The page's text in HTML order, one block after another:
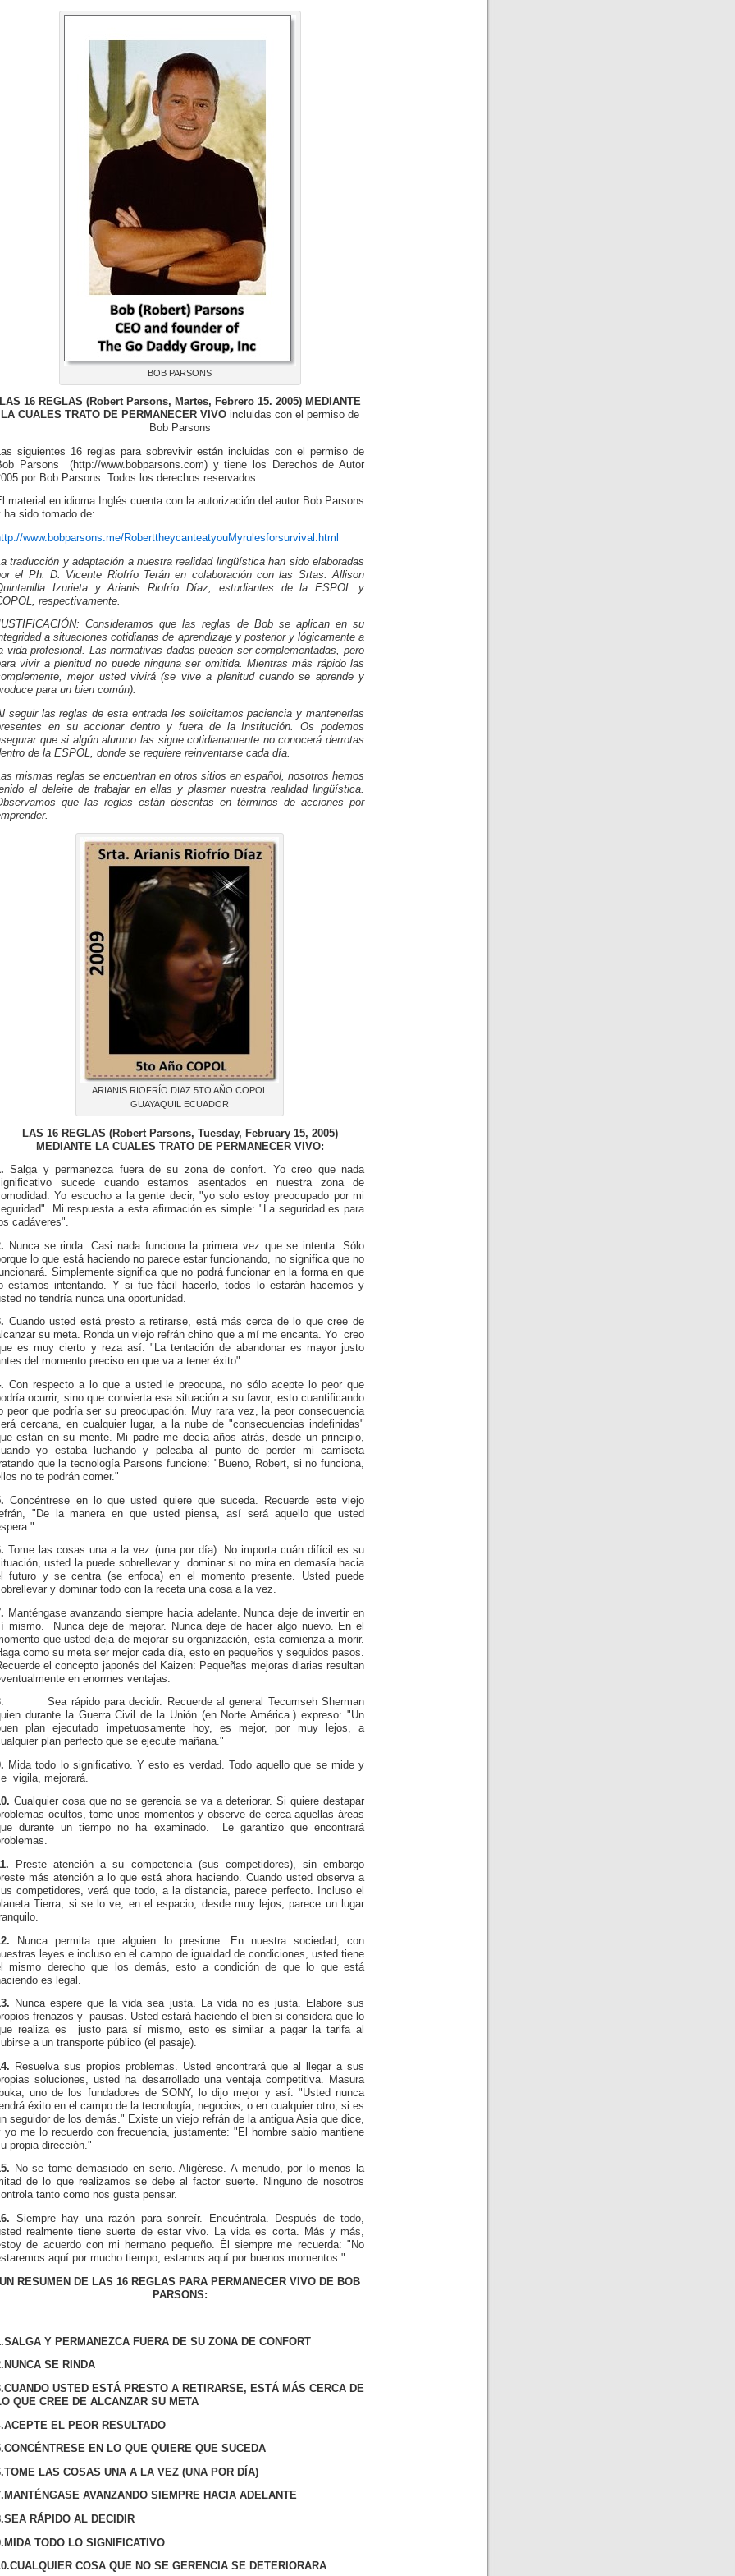
BOB PARSONS
16 REGLAS (Robert Parsons, Martes, Febrero 15. 2005) MEDIANTE
LA CUALES TRATO DE PERMANECER VIVO incluidas con el permiso de
Bob Parsons
siguientes 16 reglas para sobrevivir están incluidas con el permiso de
Parsons (http://www.bobparsons.com) y tiene los Derechos de Autor
por Bob Parsons. Todos los derechos reservados.
material en idioma Inglés cuenta con la autorización del autor Bob Parsons
ha sido tomado de:
www.bobparsons.me/RoberttheycanteatyouMyrulesforsurvival.html
traducción y adaptación a nuestra realidad lingüística han sido elaboradas
el Ph. D. Vicente Riofrío Terán en colaboración con las Srtas. Allison
Izurieta y Arianis Riofrío Díaz, estudiantes de la ESPOL y
respectivamente.
Consideramos que las reglas de Bob se aplican en su
a situaciones cotidianas de aprendizaje y posterior y lógicamente a
vida profesional. Las normativas dadas pueden ser complementadas, pero
vivir a plenitud no puede ninguna ser omitida. Mientras más rápido las
mejor usted vivirá (se vive a plenitud cuando se aprende y
para un bien común).
seguir las reglas de esta entrada les solicitamos paciencia y mantenerlas
en su accionar dentro y fuera de la Institución. Os podemos
que si algún alumno las sigue cotidianamente no conocerá derrotas
de la ESPOL, donde se requiere reinventarse cada día.
mismas reglas se encuentran en otros sitios en español, nosotros hemos
el deleite de trabajar en ellas y plasmar nuestra realidad lingüística.
que las reglas están descritas en términos de acciones por
ARIANIS RIOFRÍO DIAZ 5TO AÑO COPOL
GUAYAQUIL ECUADOR
LAS 16 REGLAS (Robert Parsons, Tuesday, February 15, 2005)
MEDIANTE LA CUALES TRATO DE PERMANECER VIVO:
Salga y permanezca fuera de su zona de confort. Yo creo que nada
sucede cuando estamos asentados en nuestra zona de
Yo escucho a la gente decir, "yo solo estoy preocupado por mi
Mi respuesta a esta afirmación es simple: "La seguridad es para
cadáveres".
Nunca se rinda. Casi nada funciona la primera vez que se intenta. Sólo
lo que está haciendo no parece estar funcionando, no significa que no
Simplemente significa que no podrá funcionar en la forma en que
estamos intentando. Y si fue fácil hacerlo, todos lo estarán hacemos y
no tendría nunca una oportunidad.
Cuando usted está presto a retirarse, está más cerca de lo que cree de
su meta. Ronda un viejo refrán chino que a mí me encanta. Yo creo
es muy cierto y reza así: "La tentación de abandonar es mayor justo
del momento preciso en que va a tener éxito".
Con respecto a lo que a usted le preocupa, no sólo acepte lo peor que
ocurrir, sino que convierta esa situación a su favor, esto cuantificando
peor que podría ser su preocupación. Muy rara vez, la peor consecuencia
cercana, en cualquier lugar, a la nube de "consecuencias indefinidas"
están en su mente. Mi padre me decía años atrás, desde un principio,
yo estaba luchando y peleaba al punto de perder mi camiseta
que la tecnología Parsons funcione: "Bueno, Robert, si no funciona,
no te podrán comer."
Concéntrese en lo que usted quiere que suceda. Recuerde este viejo
"De la manera en que usted piensa, así será aquello que usted
Tome las cosas una a la vez (una por día). No importa cuán difícil es su
usted la puede sobrellevar y dominar si no mira en demasía hacia
futuro y se centra (se enfoca) en el momento presente. Usted puede
y dominar todo con la receta una cosa a la vez.
Manténgase avanzando siempre hacia adelante. Nunca deje de invertir en
mismo. Nunca deje de mejorar. Nunca deje de hacer algo nuevo. En el
que usted deja de mejorar su organización, esta comienza a morir.
como su meta ser mejor cada día, esto en pequeños y seguidos pasos.
el concepto japonés del Kaizen: Pequeñas mejoras diarias resultan
en enormes ventajas.
Sea rápido para decidir. Recuerde al general Tecumseh Sherman
durante la Guerra Civil de la Unión (en Norte América.) expreso: "Un
plan ejecutado impetuosamente hoy, es mejor, por muy lejos, a
plan perfecto que se ejecute mañana."
Mida todo lo significativo. Y esto es verdad. Todo aquello que se mide y
vigila, mejorará.
Cualquier cosa que no se gerencia se va a deteriorar. Si quiere destapar
ocultos, tome unos momentos y observe de cerca aquellas áreas
durante un tiempo no ha examinado. Le garantizo que encontrará
Preste atención a su competencia (sus competidores), sin embargo
más atención a lo que está ahora haciendo. Cuando usted observa a
competidores, verá que todo, a la distancia, parece perfecto. Incluso el
Tierra, si se lo ve, en el espacio, desde muy lejos, parece un lugar
Nunca permita que alguien lo presione. En nuestra sociedad, con
leyes e incluso en el campo de igualdad de condiciones, usted tiene
mismo derecho que los demás, esto a condición de que lo que está
es legal.
Nunca espere que la vida sea justa. La vida no es justa. Elabore sus
frenazos y pausas. Usted estará haciendo el bien si considera que lo
realiza es justo para sí mismo, esto es similar a pagar la tarifa al
a un transporte público (el pasaje).
Resuelva sus propios problemas. Usted encontrará que al llegar a sus
soluciones, usted ha desarrollado una ventaja competitiva. Masura
uno de los fundadores de SONY, lo dijo mejor y así: "Usted nunca
éxito en el campo de la tecnología, negocios, o en cualquier otro, si es
seguidor de los demás." Existe un viejo refrán de la antigua Asia que dice,
yo me lo recuerdo con frecuencia, justamente: "El hombre sabio mantiene
propia dirección."
No se tome demasiado en serio. Aligérese. A menudo, por lo menos la
de lo que realizamos se debe al factor suerte. Ninguno de nosotros
tanto como nos gusta pensar.
Siempre hay una razón para sonreír. Encuéntrala. Después de todo,
realmente tiene suerte de estar vivo. La vida es corta. Más y más,
de acuerdo con mi hermano pequeño. Él siempre me recuerda: "No
aquí por mucho tiempo, estamos aquí por buenos momentos."
UN RESUMEN DE LAS 16 REGLAS PARA PERMANECER VIVO DE BOB
PARSONS:
SALGA Y PERMANEZCA FUERA DE SU ZONA DE CONFORT
NUNCA SE RINDA
CUANDO USTED ESTÁ PRESTO A RETIRARSE, ESTÁ MÁS CERCA DE
QUE CREE DE ALCANZAR SU META
ACEPTE EL PEOR RESULTADO
CONCÉNTRESE EN LO QUE QUIERE QUE SUCEDA
TOME LAS COSAS UNA A LA VEZ (UNA POR DÍA)
MANTÉNGASE AVANZANDO SIEMPRE HACIA ADELANTE
SEA RÁPIDO AL DECIDIR
MIDA TODO LO SIGNIFICATIVO
CUALQUIER COSA QUE NO SE GERENCIA SE DETERIORARA